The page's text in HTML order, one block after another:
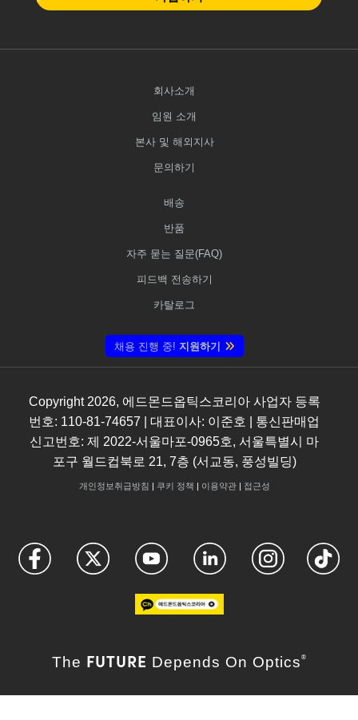
회사소개
임원 소개
본사 및 해외지사
문의하기
배송
반품
자주 묻는 질문(FAQ)
피드백 전송하기
카탈로그
채용 진행 중! 지원하기
Copyright 2026, 에드몬드옵틱스코리아 사업자 등록
번호: 110-81-74657 | 대표이사: 이준호 | 통신판매업
신고번호: 제 2022-서울마포-0965호, 서울특별시 마
포구 월드컵북로 21, 7층 (서교동, 풍성빌딩)
개인정보취급방침 | 쿠키 정책 | 이용약관| 접근성
The FUTURE Depends On Optics ®